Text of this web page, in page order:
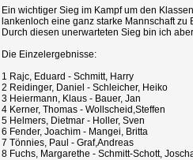
Ein wichtiger Sieg im Kampf um den
lankenloch eine ganz starke Mannschaft zu
Durch diesen unerwarteten Sieg bin ich
Die Einzelergebnisse:
1 Rajc, Eduard - Schmitt, Harry
2 Reidinger, Daniel - Schleicher,
3 Heiermann, Klaus - Bauer,
4 Kerner, Thomas -
5 Helmers, Dietmar - Holler,
6 Fender, Joachim - Mangei,
7 Tönnies, Paul -
8 Fuchs, Margarethe - Schmitt-Schott,